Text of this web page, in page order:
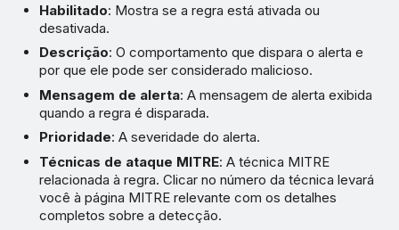
Habilitado: Mostra se a regra está ativada ou
desativada.
Descrição: O comportamento que dispara o alerta e
por que ele pode ser considerado malicioso.
Mensagem de alerta: A mensagem de alerta exibida
quando a regra é disparada.
Prioridade: A severidade do alerta.
Técnicas de ataque MITRE: A técnica MITRE
relacionada à regra. Clicar no número da técnica levará
você à página MITRE relevante com os detalhes
completos sobre a detecção.